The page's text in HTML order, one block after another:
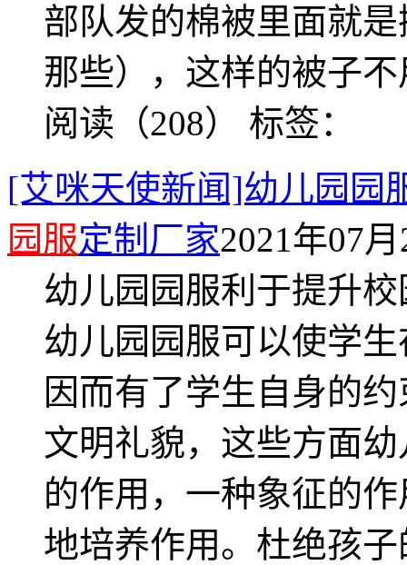
部队发的棉被里面就
那些），这样的被子
阅读（208） 标签：
[艾咪天使新闻]幼儿园园
园服定制厂家2021年07
幼儿园园服利于提升
幼儿园园服可以使学
因而有了学生自身的
文明礼貌，这些方面
的作用，一种象征的
地培养作用。杜绝孩